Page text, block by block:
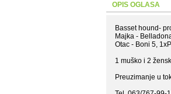
OPIS OGLASA
Basset hound-
Majka -
Otac - Boni 5,
1 muško i 2
Preuzimanje u